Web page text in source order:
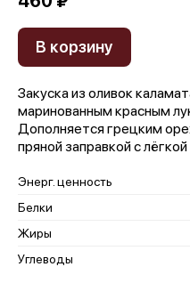
В корзину
Закуска из оливок
маринованным красным
Дополняется грецким
пряной заправкой с
Энерг. ценность
Белки
Жиры
Углеводы